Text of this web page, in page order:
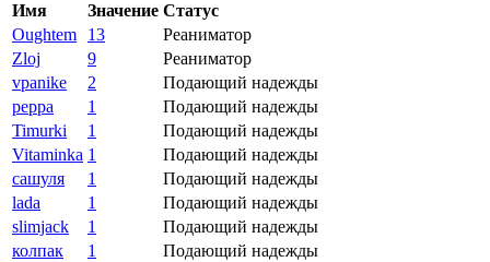
Имя Значение Статус
Oughtem
13
Реаниматор
Zloj
9
Реаниматор
vpanike
2
Подающий надежды
peppa
1
Подающий надежды
Timurki
1
Подающий надежды
Vitaminka 1
Подающий надежды
сашуля
1
Подающий надежды
lada
1
Подающий надежды
slimjack
1
Подающий надежды
колпак
1 Подающий надежды